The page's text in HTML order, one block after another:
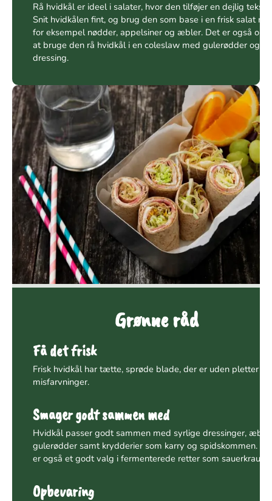
Rå hvidkål er ideel i salater, hvor den tilføjer en dejlig
Snit hvidkålen fint, og brug den som base i en frisk salat
for eksempel nødder, appelsiner og æbler. Det er også
at bruge den rå hvidkål i en coleslaw med gulerødder og
dressing.
Grønne råd
Få det frisk
Frisk hvidkål har tætte, sprøde blade, der er uden pletter
misfarvninger.
Smager godt sammen med
Hvidkål passer godt sammen med syrlige dressinger,
gulerødder samt krydderier som karry og spidskommen.
er også et godt valg i fermenterede retter som sauerkraut.
Opbevaring